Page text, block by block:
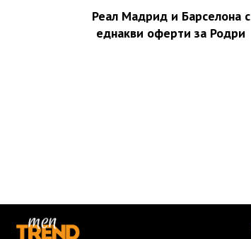
Реал Мадрид и Барселона с
еднакви оферти за Родри